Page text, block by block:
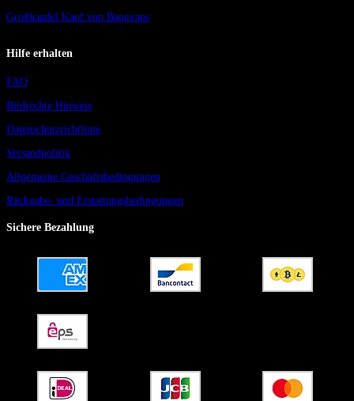
Großhandel Kauf von Bangvaps
Hilfe erhalten
FAQ
Bildrechte Hinweis
Datenschutzrichtlinie
Versandpolitik
Allgemeine Geschäftsbedingungen
Rückgabe- und Erstattungsbedingungen
Sichere Bezahlung